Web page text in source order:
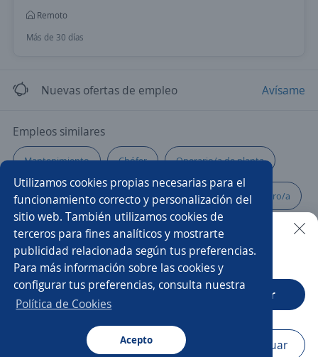
Utilizamos cookies propias necesarias para el
funcionamiento correcto y personalización del
sitio web. También utilizamos cookies de
terceros para fines analíticos y mostrarte
publicidad relacionada según tus preferencias.
Para más información sobre las cookies y
configurar tus preferencias, consulta nuestra
Política de Cookies
Acepto
Remoto
Más de 30 días
Nuevas ofertas de empleo Avísame
Empleos similares
Mantenimiento Chófer Operario/a de planta
Panadero/a Operario/a de producción Carnicero/a
Soldador/a armador Coordinador/a
Metalmecánico/a Ayudante de servicios generales
Auxiliar de cocina
Técnico/a
Buscar es más fácil en la app
CT App Abrir
Navegador Continuar